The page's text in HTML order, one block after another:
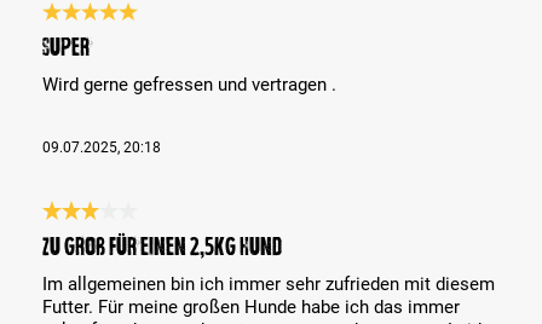
Bewertung mit 5 von 5 Sternen
Super
Wird gerne gefressen und vertragen .
09.07.2025, 20:18
Bewertung mit 3 von 5 Sternen
zu groß für einen 2,5kg Hund
Im allgemeinen bin ich immer sehr zufrieden mit diesem
Futter. Für meine großen Hunde habe ich das immer